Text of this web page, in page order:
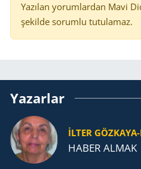
Yazılan yorumlardan Mavi
şekilde sorumlu tutulamaz.
Yazarlar
İLTER
HABER ALMAK